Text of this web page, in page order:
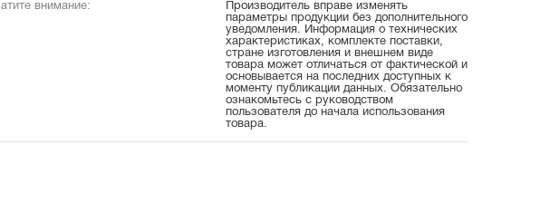
внимание:
Производитель вправе изменять
параметры продукции без дополнительного
уведомления. Информация о технических
характеристиках, комплекте поставки,
стране изготовления и внешнем виде
товара может отличаться от фактической и
основывается на последних доступных к
моменту публикации данных. Обязательно
ознакомьтесь с руководством
пользователя до начала использования
товара.